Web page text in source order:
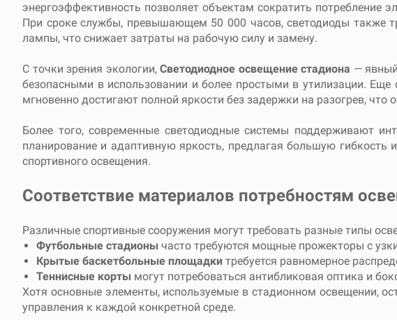
энергоэффективность позволяет объектам сократить потребление
При сроке службы, превышающем 50 000 часов, светодиоды также
лампы, что снижает затраты на рабочую силу и замену.
С точки зрения экологии, Светодиодное освещение стадиона —
безопасными в использовании и более простыми в утилизации.
мгновенно достигают полной яркости без задержки на разогрев,
Более того, современные светодиодные системы поддерживают
планирование и адаптивную яркость, предлагая большую
спортивного освещения.
Соответствие материалов потребностям
Различные спортивные сооружения могут требовать разные типы
Футбольные стадионы часто требуются мощные прожекторы с
Крытые баскетбольные площадки требуется равномерное
Теннисные корты могут потребоваться антибликовая оптика и
Хотя основные элементы, используемые в стадионном освещении,
управления к каждой конкретной среде.